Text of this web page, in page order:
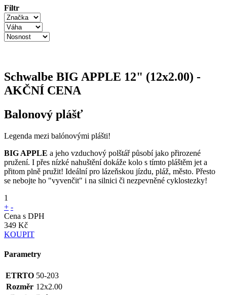
Filtr
Schwalbe BIG APPLE 12" (12x2.00) -
AKČNÍ CENA
Balonový plášť
Legenda mezi balónovými plášti!
BIG APPLE a jeho vzduchový polštář působí jako přirozené
pružení. I přes nízké nahuštění dokáže kolo s tímto pláštěm jet a
přitom plně pružit! Ideální pro lázeňskou jízdu, pláž, město. Přesto
se nebojte ho "vyvenčit" i na silnici či nezpevněné cyklostezky!
1
+ -
Cena s DPH
349 Kč
KOUPIT
Parametry
ETRTO 50-203
Rozměr 12x2.00